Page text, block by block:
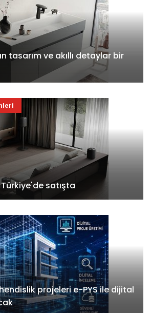
tasarım ve akıllı detaylar bir
satışta
projeleri e-PYS ile dijital